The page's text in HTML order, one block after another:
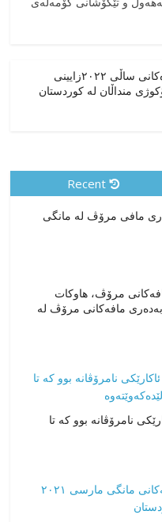
ڕاپۆرت و ئامارەکانی ساڵی ٢٠٢٢زایینی
منداڵان لە کوردستان
Recent
مافی مرۆڤ له‌ مانگی
مرۆڤ، هاوکات
مافەکانی مرۆڤ لە
نامرۆڤانە بوو کە تا